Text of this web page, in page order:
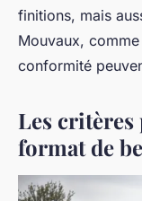
finitions, mais
Mouvaux,
conformité
Les
format de